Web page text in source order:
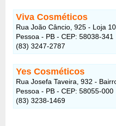
Viva Cosméticos
Rua João Câncio, 925 - Loja
Pessoa - PB - CEP: 58038-341
(83) 3247-2787
Yes Cosméticos
Rua Josefa Taveira, 932 -
Pessoa - PB - CEP: 58055-000
(83) 3238-1469